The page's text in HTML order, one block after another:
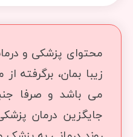
محتوای پزشکی و
زیبا بمان، برگرفته
می باشد و صرفا
جایگزین درمان